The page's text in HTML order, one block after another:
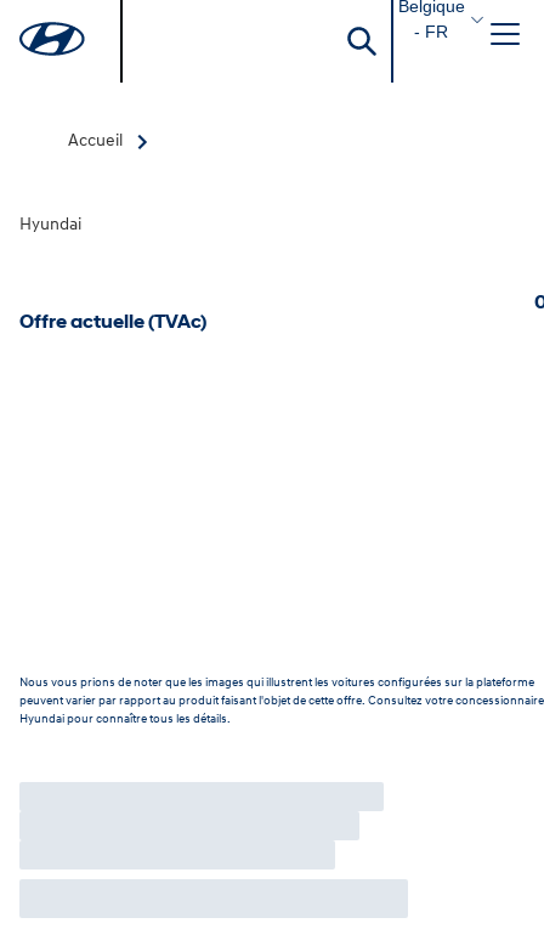
Belgique
- FR
Accueil
Hyundai
Offre actuelle (TVAc)
Nous vous prions de noter que les images qui illustrent les voitures configurées sur la plateforme
peuvent varier par rapport au produit faisant l'objet de cette offre. Consultez votre concessionnaire
Hyundai pour connaître tous les détails.